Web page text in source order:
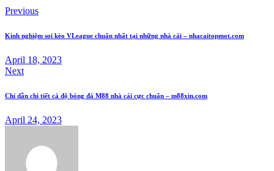
Previous
Kinh nghiệm soi kèo VLeague chuẩn nhất tại những nhà cái – nhacaitopmot.com
April 18, 2023
Next
Chỉ dẫn chi tiết cá độ bóng đá M88 nhà cái cực chuẩn – m88xin.com
April 24, 2023